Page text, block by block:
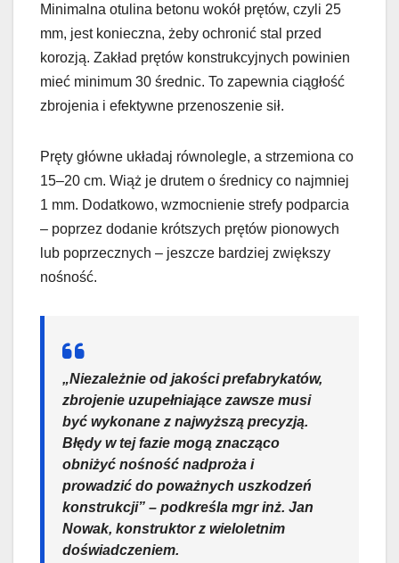
Minimalna otulina betonu wokół prętów, czyli 25
mm, jest konieczna, żeby ochronić stal przed
korozją. Zakład prętów konstrukcyjnych powinien
mieć minimum 30 średnic. To zapewnia ciągłość
zbrojenia i efektywne przenoszenie sił.
Pręty główne układaj równolegle, a strzemiona co
15–20 cm. Wiąż je drutem o średnicy co najmniej
1 mm. Dodatkowo, wzmocnienie strefy podparcia
– poprzez dodanie krótszych prętów pionowych
lub poprzecznych – jeszcze bardziej zwiększy
nośność.
„Niezależnie od jakości prefabrykatów,
zbrojenie uzupełniające zawsze musi
być wykonane z najwyższą precyzją.
Błędy w tej fazie mogą znacząco
obniżyć nośność nadproża i
prowadzić do poważnych uszkodzeń
konstrukcji” – podkreśla mgr inż. Jan
Nowak, konstruktor z wieloletnim
doświadczeniem.